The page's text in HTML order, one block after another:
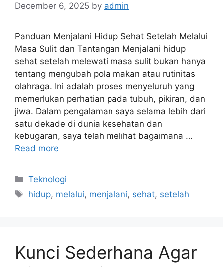
December 6, 2025 by admin
Panduan Menjalani Hidup Sehat Setelah Melalui
Masa Sulit dan Tantangan Menjalani hidup
sehat setelah melewati masa sulit bukan hanya
tentang mengubah pola makan atau rutinitas
olahraga. Ini adalah proses menyeluruh yang
memerlukan perhatian pada tubuh, pikiran, dan
jiwa. Dalam pengalaman saya selama lebih dari
satu dekade di dunia kesehatan dan
kebugaran, saya telah melihat bagaimana …
Read more
Categories
Teknologi
Tags
hidup, melalui, menjalani, sehat, setelah
Kunci Sederhana Agar